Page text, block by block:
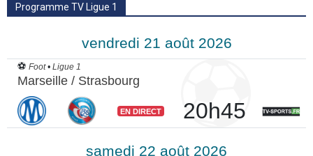
Programme TV Ligue 1